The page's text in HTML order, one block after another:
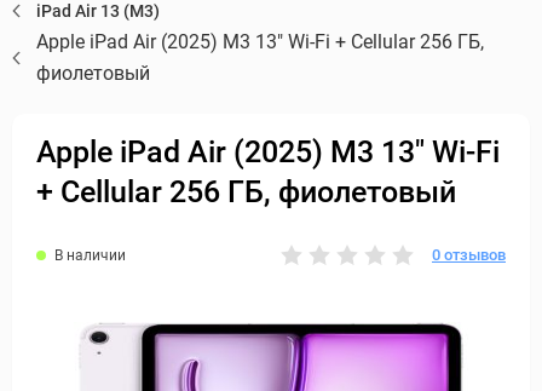
iPad Air 13 (M3)
Apple iPad Air (2025) M3 13" Wi-Fi + Cellular 256 ГБ,
фиолетовый
Apple iPad Air (2025) M3 13" Wi-Fi
+ Cellular 256 ГБ, фиолетовый
В наличии 0 отзывов